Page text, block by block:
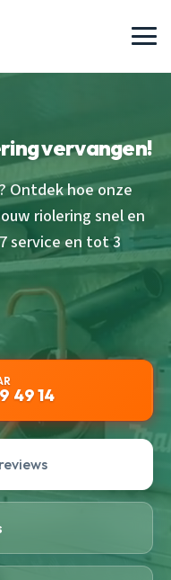
vervangen!
Ontdek hoe onze
riolering snel en
service en tot 3
49 14